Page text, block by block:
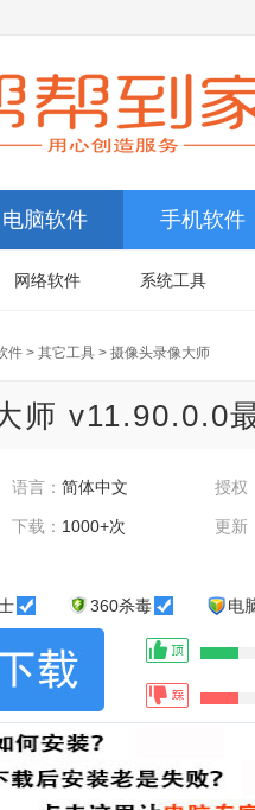
电脑软件 手机软件
网络软件 系统工具
件 > 其它工具 > 摄像头录像大师
师 v11.90.0.0
语言： 简体中文 授权
下载： 1000+次 更新
360杀毒 电